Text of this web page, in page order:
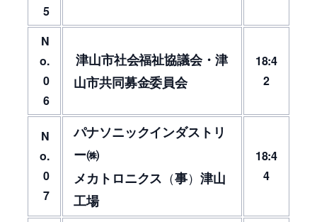
5
N
o.
0
6
津山市社会福祉協議会・津
山市共同募金委員会
18:4
2
N
o.
0
7
パナソニックインダストリ
ー㈱
メカトロニクス （事）津山
工場
18:4
4